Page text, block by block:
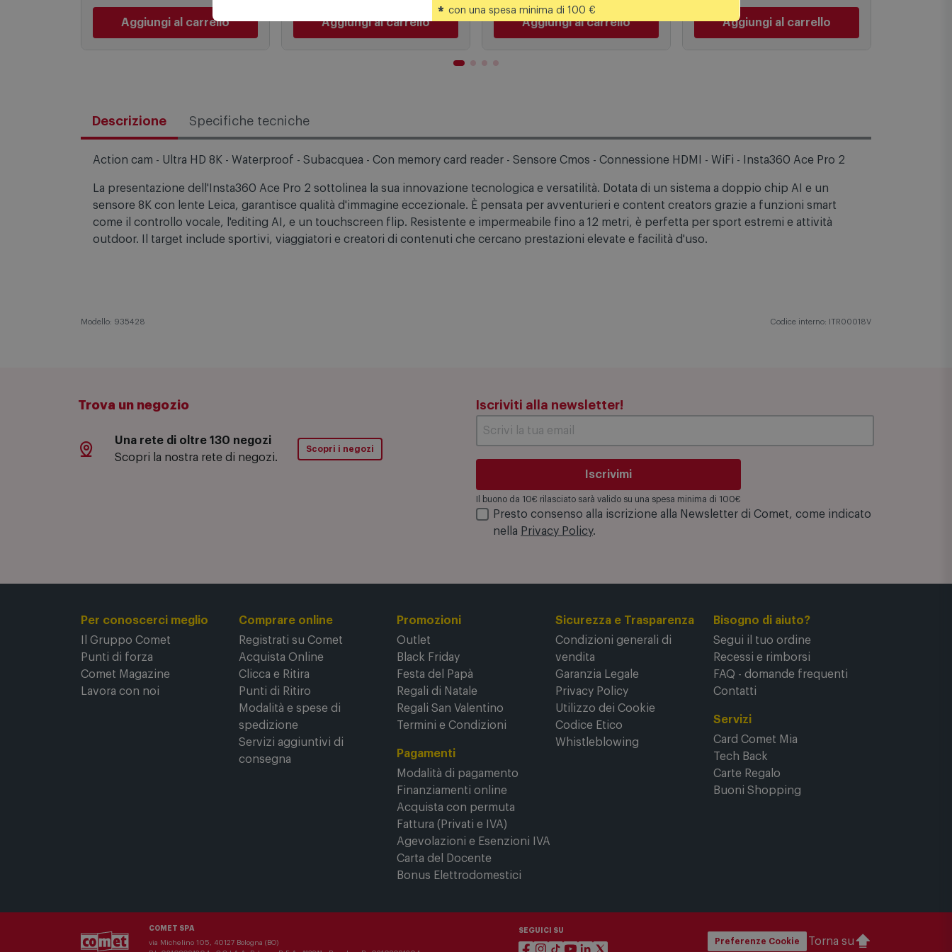
Aggiungi al carrello Aggiungi al carrello Aggiungi al carrello Aggiungi al carrello
Descrizione Specifiche tecniche
Action cam - Ultra HD 8K - Waterproof - Subacquea - Con memory card reader - Sensore Cmos - Connessione HDMI - WiFi - Insta360 Ace Pro 2
La presentazione dell'Insta360 Ace Pro 2 sottolinea la sua innovazione tecnologica e versatilità. Dotata di un sistema a doppio chip AI e un
sensore 8K con lente Leica, garantisce qualità d'immagine eccezionale. È pensata per avventurieri e content creators grazie a funzioni smart
come il controllo vocale, l'editing AI, e un touchscreen flip. Resistente e impermeabile fino a 12 metri, è perfetta per sport estremi e attività
outdoor. Il target include sportivi, viaggiatori e creatori di contenuti che cercano prestazioni elevate e facilità d'uso.
Modello: 935428 Codice interno: ITR00018V
Trova un negozio
Una rete di oltre 130 negozi
Scopri la nostra rete di negozi.
Scopri i negozi
Iscriviti alla newsletter!
Iscrivimi
Il buono da 10€ rilasciato sarà valido su una spesa minima di 100€
Presto consenso alla iscrizione alla Newsletter di Comet, come indicato
nella Privacy Policy.
Per conoscerci meglio
Il Gruppo Comet
Punti di forza
Comet Magazine
Lavora con noi
Comprare online
Registrati su Comet
Acquista Online
Clicca e Ritira
Punti di Ritiro
Modalità e spese di
spedizione
Servizi aggiuntivi di
consegna
Promozioni
Outlet
Black Friday
Festa del Papà
Regali di Natale
Regali San Valentino
Termini e Condizioni
Pagamenti
Modalità di pagamento
Finanziamenti online
Acquista con permuta
Fattura (Privati e IVA)
Agevolazioni e Esenzioni IVA
Carta del Docente
Bonus Elettrodomestici
Sicurezza e Trasparenza
Condizioni generali di
vendita
Garanzia Legale
Privacy Policy
Utilizzo dei Cookie
Codice Etico
Whistleblowing
Bisogno di aiuto?
Segui il tuo ordine
Recessi e rimborsi
FAQ - domande frequenti
Contatti
Servizi
Card Comet Mia
Tech Back
Carte Regalo
Buoni Shopping
COMET SPA
via Michelino 105, 40127 Bologna (BO)
SEGUICI SU
Preferenze Cookie Torna su
* con una spesa minima di 100 €